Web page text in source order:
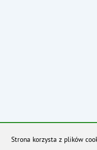
Strona korzysta z plików